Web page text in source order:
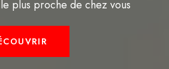
plus proche de chez vous